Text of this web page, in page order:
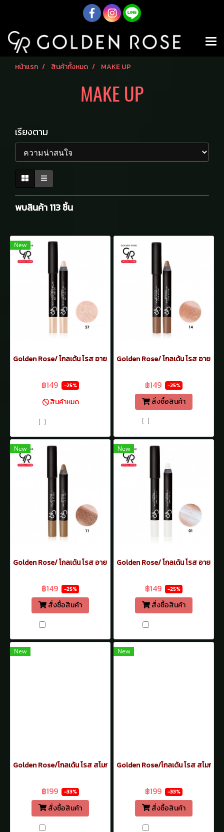
หน้าแรก สินค้าทั้งหมด MAKE UP
MAKE UP
เรียงตาม
พบสินค้า 113 ชิ้น
New
Golden Rose/ โกลเด้น โรส อายแชโดว์ เครยอน กันน้ำ 3.5 กรัม ทาเปลือ
฿149 -25%
สินค้าหมด
Golden Rose/ โกลเด้น โรส อายแช
฿149 -25%
สั่งซื้อสินค้า
New
Golden Rose/ โกลเด้น โรส อายแชโดว์ เครยอน กันน้ำ 3.5 กรัม ทาเปลือก
฿149 -25%
สั่งซื้อสินค้า
New
Golden Rose/ โกลเด้น โรส อายแช
฿149 -25%
สั่งซื้อสินค้า
New
Golden Rose/โกลเด้น โรส สโมกกี้ เอฟเฟค อายเพนซิล อายไลเนอร์ ดิน
฿199 -33%
สั่งซื้อสินค้า
New
Golden Rose/โกลเด้น โรส สโมกกี้
฿199 -33%
สั่งซื้อสินค้า